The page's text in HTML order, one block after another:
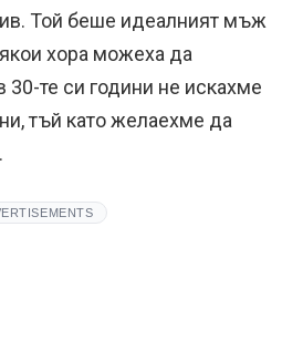
Той беше идеалният мъж
хора можеха да
30-те си години не искахме
тъй като желаехме да